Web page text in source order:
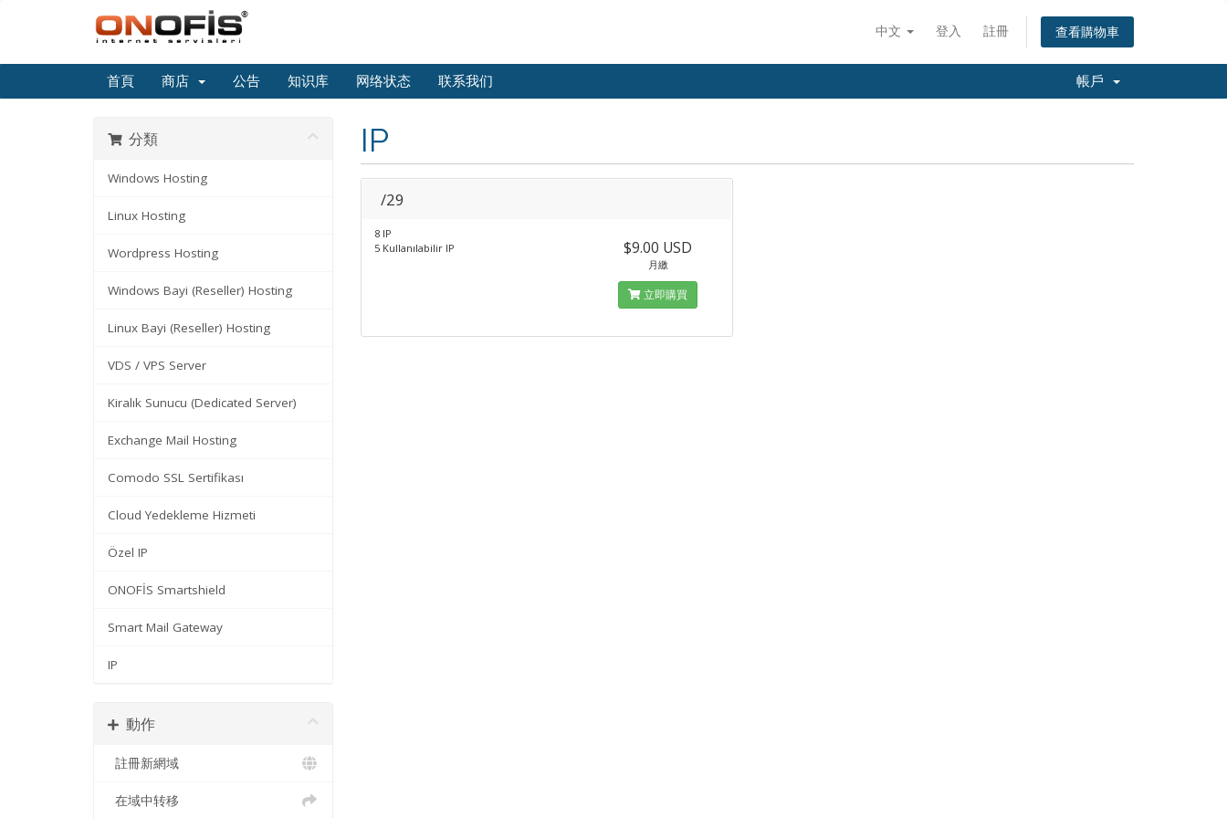
中文 登入 註冊 查看購物車
首頁 商店 公告 知识库 网络状态 联系我们 帳戶
分類
Windows Hosting
Linux Hosting
Wordpress Hosting
Windows Bayi (Reseller) Hosting
Linux Bayi (Reseller) Hosting
VDS / VPS Server
Kiralık Sunucu (Dedicated Server)
Exchange Mail Hosting
Comodo SSL Sertifikası
Cloud Yedekleme Hizmeti
Özel IP
ONOFİS Smartshield
Smart Mail Gateway
IP
動作
註冊新網域
在域中转移
IP
/29
8 IP
5 Kullanılabilir IP
$9.00 USD
月繳
立即購買